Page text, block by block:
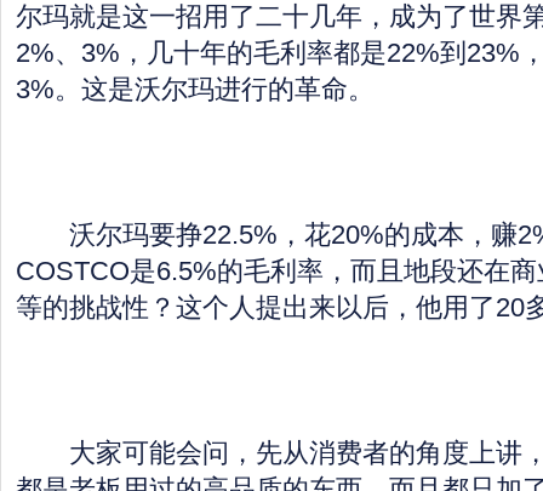
尔玛就是这一招用了二十几年，成为了世界
2%、3%，几十年的毛利率都是22%到23%
3%。这是沃尔玛进行的革命。
沃尔玛要挣22.5%，花20%的成本，赚
COSTCO是6.5%的毛利率，而且地段还在
等的挑战性？这个人提出来以后，他用了20
大家可能会问，先从消费者的角度上讲